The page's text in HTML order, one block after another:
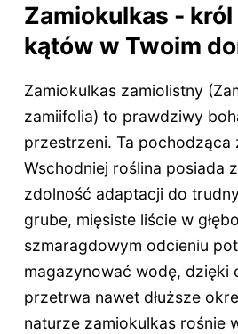
Zamiokulkas -
kątów w Twoim
Zamiokulkas zamiolistny
zamiifolia) to prawdziwy
przestrzeni. Ta pochodząca
Wschodniej roślina posiada
zdolność adaptacji do
grube, mięsiste liście w
szmaragdowym odcieniu
magazynować wodę, dzięki
przetrwa nawet dłuższe
naturze zamiokulkas rośnie